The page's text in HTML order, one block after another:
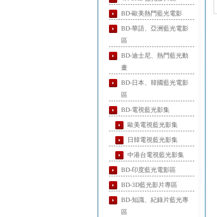
BD-歐美熱門藍光電影
BD-華語、亞洲藍光電影
區
BD-迪士尼、熱門藍光動
畫
BD-日本、韓國藍光電影
區
BD-電視藍光影集
歐美電視藍光影集
日韓電視藍光影集
中港台電視藍光影集
BD-印度藍光電影區
BD-3D藍光影片專區
BD-知識、紀錄片藍光專
區